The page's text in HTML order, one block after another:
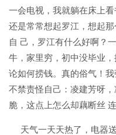
一会电视，我就躺在床上
还是常常想起罗江，想起
自 己，罗江有什么好啊？
牛，家里穷，初中没毕业
论如何捞钱。真的俗气！
不禁责怪自己：凌建芳呀
脆，这点上怎么却藕断丝 连
天气一天天热了，电器